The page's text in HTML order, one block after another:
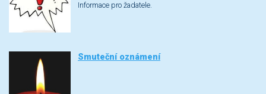
Informace pro žadatele.
Smuteční oznámení